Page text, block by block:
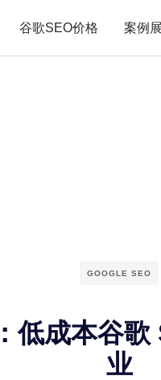
谷歌SEO价格 案例
GOOGLE SEO
低成本谷
业